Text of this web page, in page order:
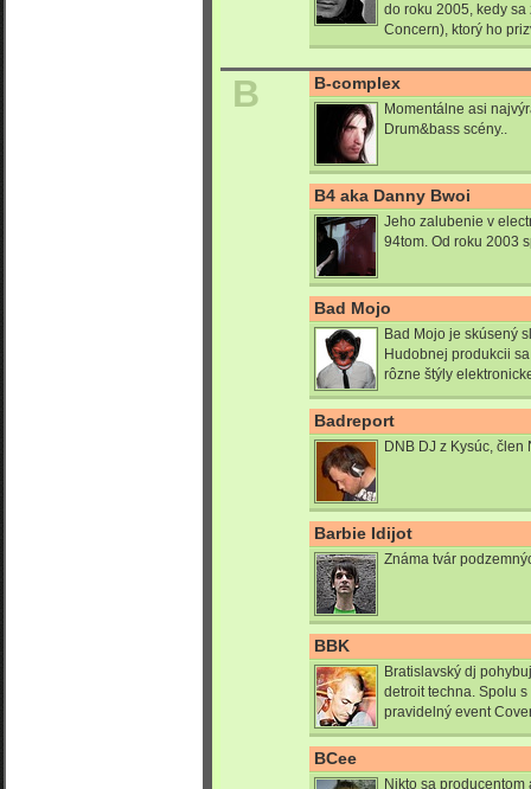
do roku 2005, kedy
Concern), ktorý ho
B B-complex
Momentálne asi
Drum&bass scény..
B4 aka Danny Bwoi
Jeho zalubenie v
94tom. Od roku 2003
Bad Mojo
Bad Mojo je skúsený
Hudobnej produkcii
rôzne štýly
Badreport
DNB DJ z Kysúc, člen
Barbie Idijot
Známa tvár
BBK
Bratislavský dj
detroit techna. Spolu
pravidelný event
BCee
Nikto sa